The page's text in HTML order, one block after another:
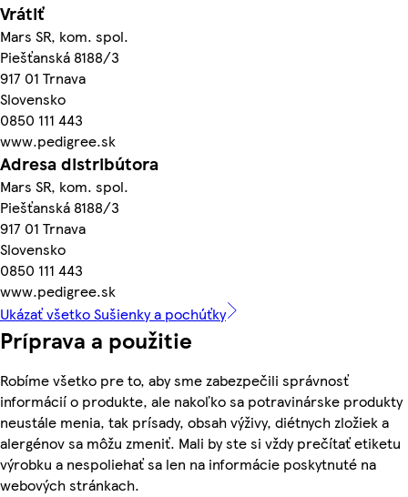
Vrátiť
Mars SR, kom. spol.
Piešťanská 8188/3
917 01 Trnava
Slovensko
0850 111 443
www.pedigree.sk
Adresa distribútora
Mars SR, kom. spol.
Piešťanská 8188/3
917 01 Trnava
Slovensko
0850 111 443
www.pedigree.sk
Ukázať všetko Sušienky a pochúťky
Príprava a použitie
Robíme všetko pre to, aby sme zabezpečili správnosť
informácií o produkte, ale nakoľko sa potravinárske produkty
neustále menia, tak prísady, obsah výživy, diétnych zložiek a
alergénov sa môžu zmeniť. Mali by ste si vždy prečítať etiketu
výrobku a nespoliehať sa len na informácie poskytnuté na
webových stránkach.